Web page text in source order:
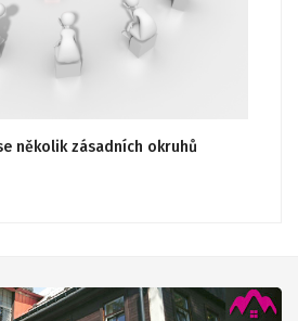
několik zásadních okruhů